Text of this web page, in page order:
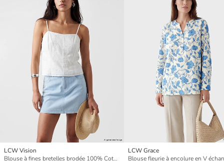
LCW Vision
Blouse à fines bretelles brodée 100% Coton
LCW Grace
Blouse fleurie à encolure en V